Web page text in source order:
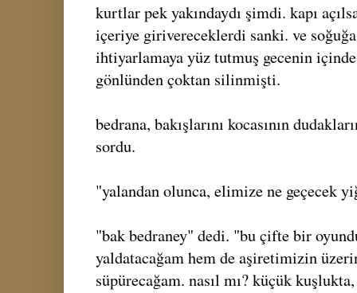
kurtlar pek yakındaydı şimdi. kapı
içeriye girivereceklerdi sanki. ve
ihtiyarlamaya yüz tutmuş gecenin
gönlünden çoktan silinmişti.
bedrana, bakışlarını kocasının
sordu.
"yalandan olunca, elimize ne geçecek
"bak bedraney" dedi. "bu çifte bir
yaldatacağam hem de aşiretimizin
süpürecağam. nasıl mı? küçük